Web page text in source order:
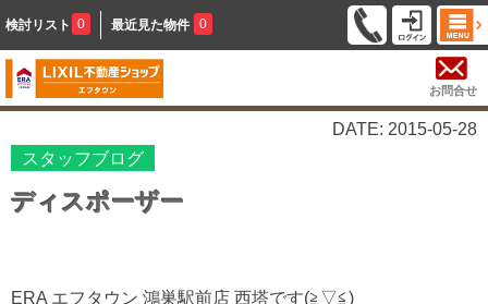
検討リスト 0 最近見た物件 0
お問合せ
DATE: 2015-05-28
スタッフブログ
ディスポーザー
ERA エフタウン 鴻巣駅前店 西塔です(≧▽≦)